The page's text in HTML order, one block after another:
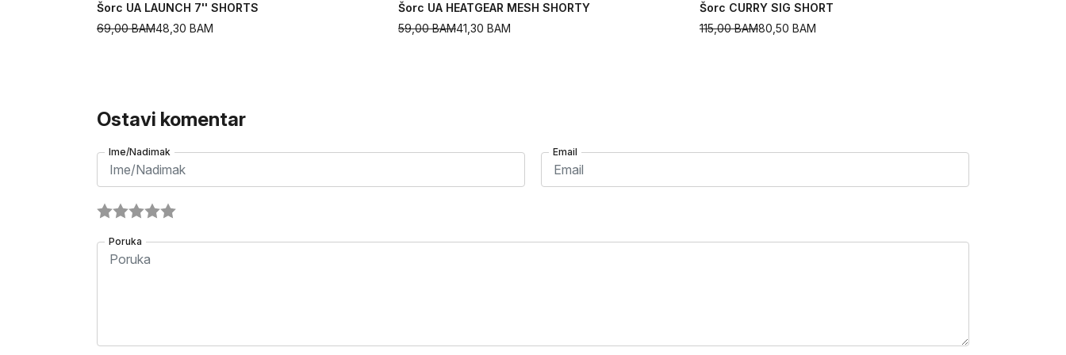
Šorc UA LAUNCH 7'' SHORTS
48,30 BAM
69,00BAM
Šorc UA HEATGEAR MESH SHORTY
41,30 BAM
59,00BAM
Šorc CURRY SIG SHORT
80,50 BAM
115,00BAM
Ostavi komentar
Ime/Nadimak Email
Poruka